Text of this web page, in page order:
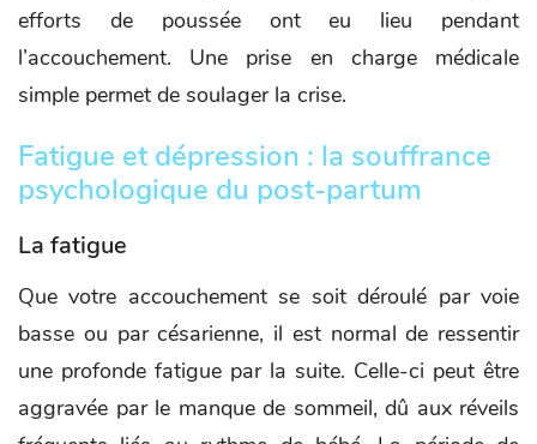
efforts de poussée ont eu lieu pendant
l’accouchement. Une prise en charge médicale
simple permet de soulager la crise.
Fatigue et dépression : la souffrance
psychologique du post-partum
La fatigue
Que votre accouchement se soit déroulé par voie
basse ou par césarienne, il est normal de ressentir
une profonde fatigue par la suite. Celle-ci peut être
aggravée par le manque de sommeil, dû aux réveils